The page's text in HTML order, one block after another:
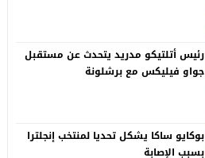
رئيس أتلتيكو مدريد يتحدث عن مستقبل
جواو فيليكس مع برشلونة
بوكايو ساكا يشكل تحديا لمنتخب إنجلترا
بسبب الإصابة